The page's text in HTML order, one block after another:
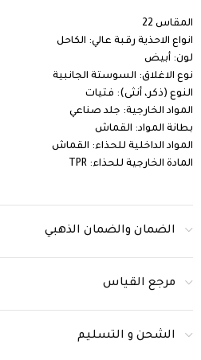
المقاس 22
انواع الاحذية رقبة عالي: الكاحل
لون: أبيض
نوع الاغلاق: السوستة الجانبية
النوع (ذكر، أنثى): فتيات
المواد الخارجية: جلد صناعي
بطانة المواد: القماش
المواد الداخلية للحذاء: القماش
المادة الخارجية للحذاء: TPR
الضمان والضمان الذهبي
مرجع القياس
الشحن و التسليم